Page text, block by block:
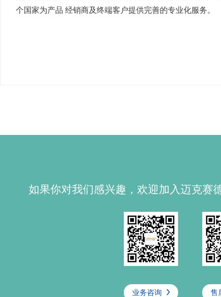
个国家为产品 经销商及终端客户提供完善的专业化服务。
如果你对我们感兴趣，欢迎加入迈克赛
售
业务咨询